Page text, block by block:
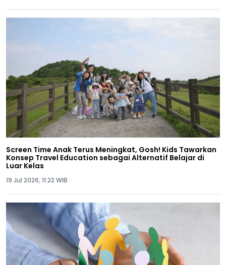
Screen Time Anak Terus Meningkat, Gosh! Kids Tawarkan
Konsep Travel Education sebagai Alternatif Belajar di
Luar Kelas
19 Jul 2026, 11:22 WIB